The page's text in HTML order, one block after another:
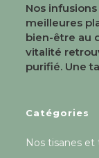
Nos
meilleures
bien-être au
vitalité
purifié. Une
Catégories
Nos tisanes et